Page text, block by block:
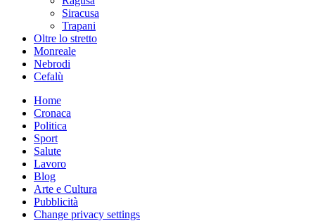
Siracusa
Trapani
Oltre lo stretto
Monreale
Nebrodi
Cefalù
Home
Cronaca
Politica
Sport
Salute
Lavoro
Blog
Arte e Cultura
Pubblicità
Change privacy settings